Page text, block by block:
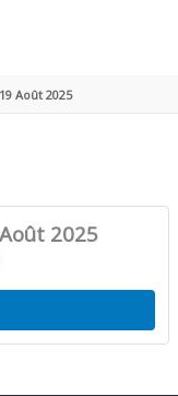
Août 2025
2025